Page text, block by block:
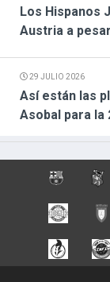
Los Hispanos
Austria a
29 JULIO 2026
Así están las
Asobal para la